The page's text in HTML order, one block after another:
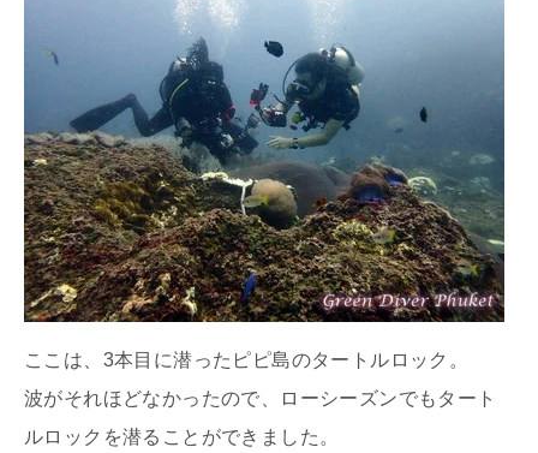
ここは、3本目に潜ったピピ島のタートルロック。
波がそれほどなかったので、ローシーズンでもタート
ルロックを潜ることができました。